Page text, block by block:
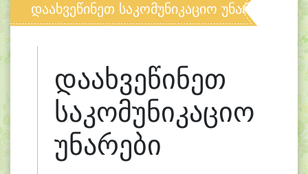
დაახვეწინეთ საკომუნიკაციო უნარები
დაახვეწინეთ
საკომუნიკაციო
უნარები